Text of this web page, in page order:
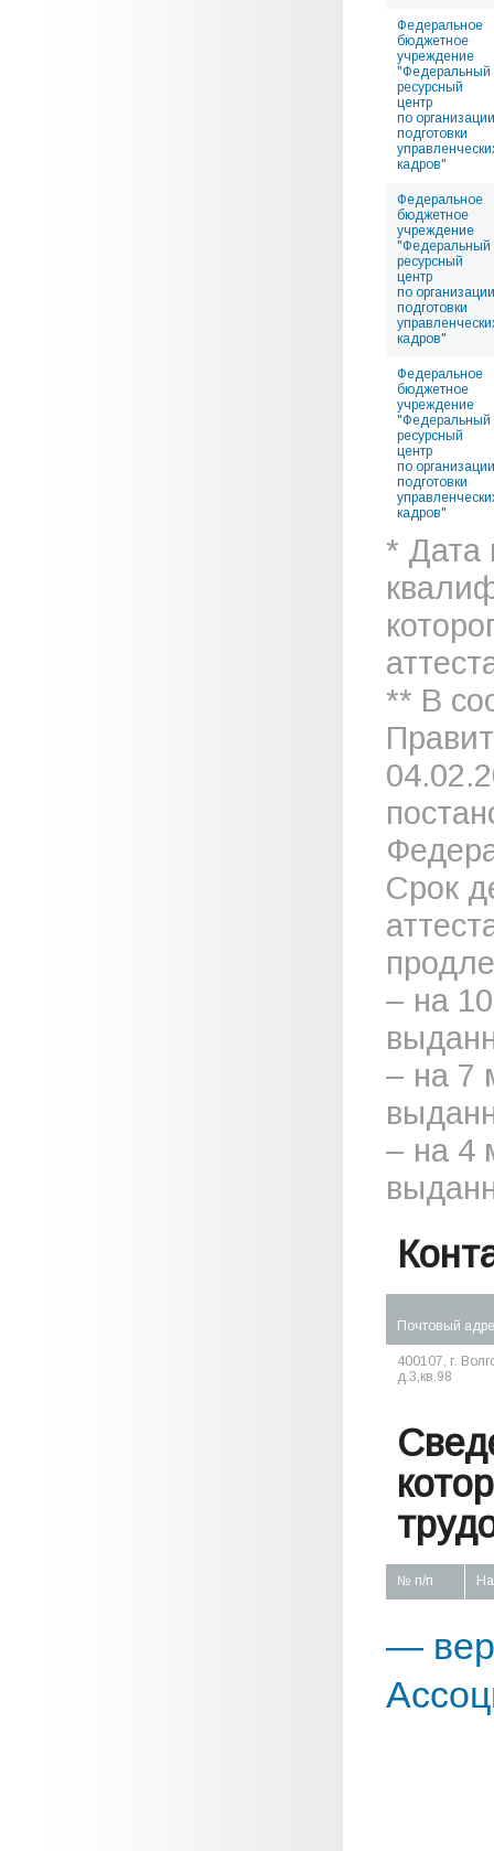
Федеральное
бюджетное
учреждение
"Федеральный
ресурсный
центр
по организации
подготовки
кадров"
Федеральное
бюджетное
учреждение
"Федеральный
ресурсный
центр
по организации
подготовки
кадров"
Федеральное
бюджетное
учреждение
"Федеральный
ресурсный
центр
по организации
подготовки
кадров"
* Дата
** В
Срок
– на
– на 7
– на 4
Почтовый
400107, г.
д.3,кв.98
№ п/п
—